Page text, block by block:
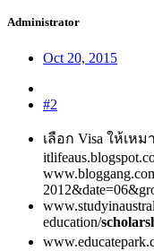
Administrator
Oct 20, 2015
#2
เลือก Visa ให้เหม
education/